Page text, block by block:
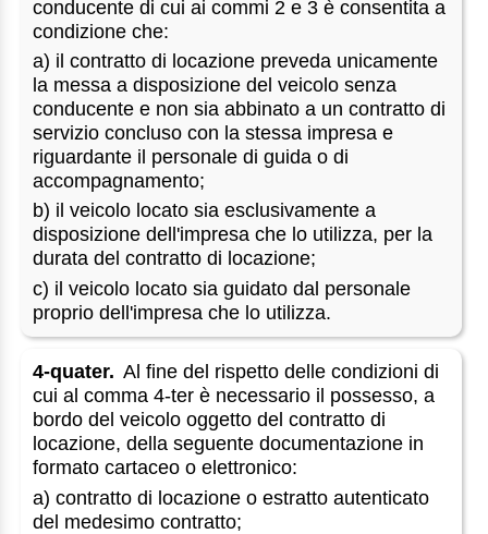
conducente di cui ai commi 2 e 3 è consentita a
condizione che:
a) il contratto di locazione preveda unicamente
la messa a disposizione del veicolo senza
conducente e non sia abbinato a un contratto di
servizio concluso con la stessa impresa e
riguardante il personale di guida o di
accompagnamento;
b) il veicolo locato sia esclusivamente a
disposizione dell'impresa che lo utilizza, per la
durata del contratto di locazione;
c) il veicolo locato sia guidato dal personale
proprio dell'impresa che lo utilizza.
4-quater. Al fine del rispetto delle condizioni di
cui al comma 4-ter è necessario il possesso, a
bordo del veicolo oggetto del contratto di
locazione, della seguente documentazione in
formato cartaceo o elettronico:
a) contratto di locazione o estratto autenticato
del medesimo contratto;